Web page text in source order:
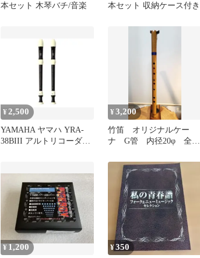
本セット 木琴バチ/音楽
本セット 収納ケース付き
¥2,500
YAMAHA ヤマハ YRA-
38BIII アルトリコーダー
¥3,200
竹笛 オリジナルケー
ナ G管 内径20φ 全長
¥ 1,200 ¥350